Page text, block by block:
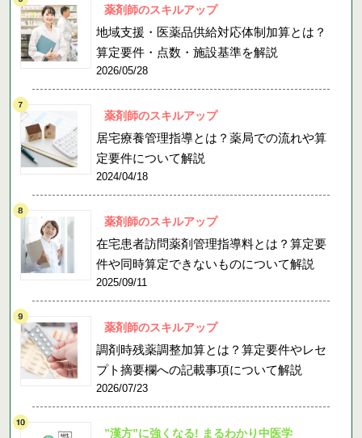
薬剤師のスキルアップ
地域支援・医薬品供給対応体制加算とは？
算定要件・点数・施設基準を解説
2026/05/28
薬剤師のスキルアップ
居宅療養管理指導とは？薬局での流れや算
定要件について解説
2024/04/18
薬剤師のスキルアップ
在宅患者訪問薬剤管理指導料とは？算定要
件や同時算定できないものについて解説
2025/09/11
薬剤師のスキルアップ
調剤時残薬調整加算とは？算定要件やレセ
プト摘要欄への記載事項について解説
2026/07/23
”漢方”に強くなる! まるわかり中医学